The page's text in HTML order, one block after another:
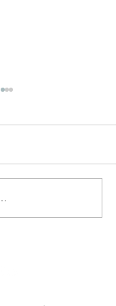
รวงการ
ธที่ 29